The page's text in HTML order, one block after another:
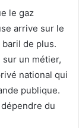
le gaz
arrive sur le
de plus.
un métier,
national qui
publique.
du